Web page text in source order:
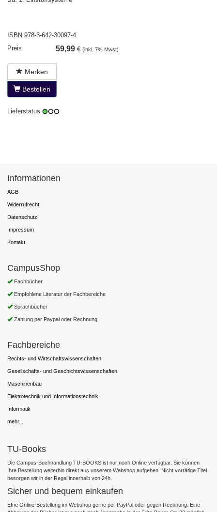
ISBN 978-3-642-30097-4
Preis
59,99 € (inkl. 7% Mwst)
Merken
Bestellen
Lieferstatus
Informationen
AGB
Widerrufrecht
Datenschutz
Impressum
Kontakt
CampusShop
Fachbücher
Empfohlene Literatur der Fachbereiche
Sprachbücher
Zahlung per Paypal oder Rechnung
Fachbereiche
Rechts- und Wirtschaftswissenschaften
Gesellschafts- und Geschichtswissenschaften
Maschinenbau
Elektrotechnik und Informationstechnik
Informatik
mehr...
TU-Books
Die Campus-Buchhandlung TU-BOOKS ist nur noch Online verfügbar. Sie können
Ihre Bestellung weiterhin direkt aus unserem Webshop aufgeben. Nicht vorrätige Titel
besorgen wir in der Regel innerhalb von 24h.
Sicher und bequem einkaufen
EIne Online-Bestellung im Webshop gerne per PayPal oder gegen Rechnung. Eine